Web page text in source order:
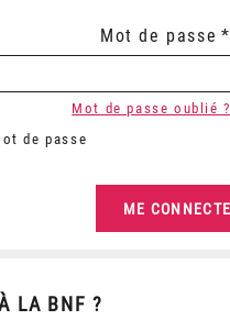
Mot de passe
de passe
Mot de passe oublié ?
LA BNF ?